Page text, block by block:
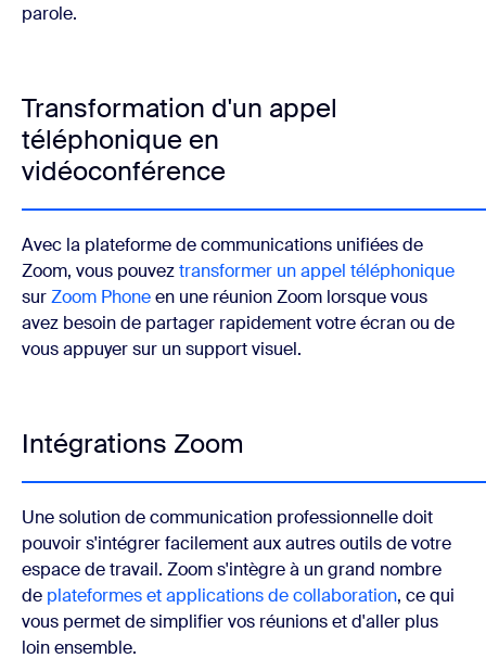
parole.
Transformation d'un appel
téléphonique en
vidéoconférence
Avec la plateforme de communications unifiées de
Zoom, vous pouveztransformer un appel téléphonique
surZoom Phoneen une réunion Zoom lorsque vous
avez besoin de partager rapidement votre écran ou de
vous appuyer sur un support visuel.
Intégrations Zoom
Une solution de communication professionnelle doit
pouvoir s'intégrer facilement aux autres outils de votre
espace de travail. Zoom s'intègre à un grand nombre
de plateformes et applications de collaboration, ce qui
vous permet de simplifier vos réunions et d'aller plus
loin ensemble.